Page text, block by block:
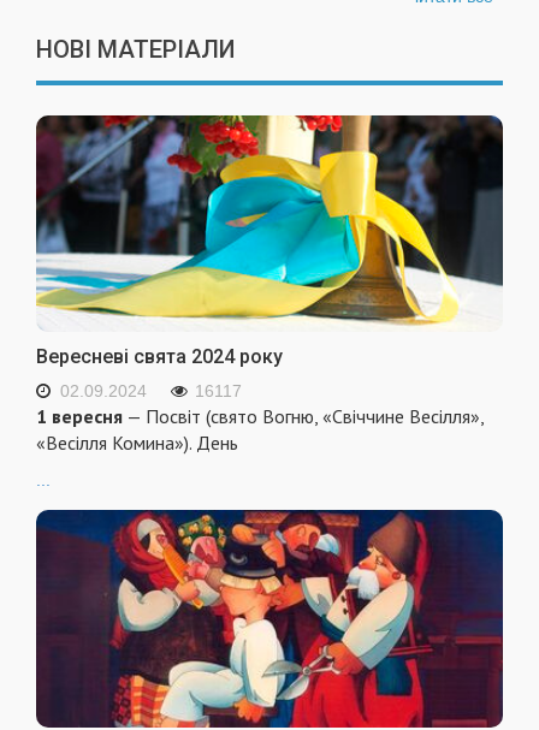
НОВІ МАТЕРІАЛИ
Вересневі свята 2024 року
02.09.2024 16117
1 вересня — Посвіт (свято Вогню, «Свіччине Весілля»,
«Весілля Комина»). День
...